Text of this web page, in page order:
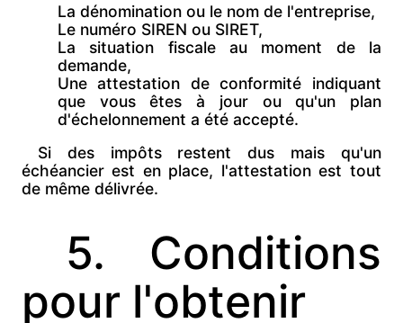
La dénomination ou le nom de l'entreprise,
Le numéro SIREN ou SIRET,
La situation fiscale au moment de la
demande,
Uneattestation de conformité indiquant
que vous êtes à jour ou qu'un plan
d'échelonnement a été accepté.
Si des impôts restent dus mais qu'un
échéancier est en place, l'attestation est tout
de même délivrée.
5. Conditions
pour l'obtenir